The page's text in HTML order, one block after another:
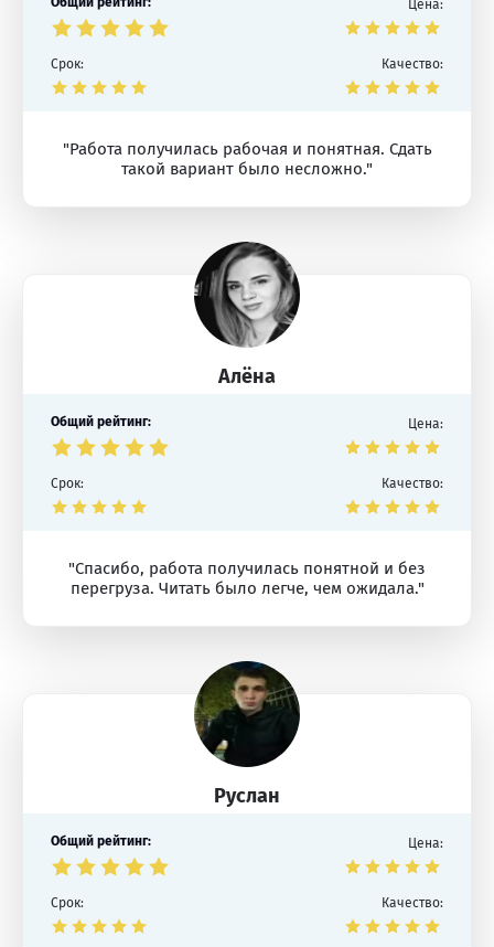
Цена:
Срок: Качество:
"Работа получилась рабочая и понятная. Сдать
такой вариант было несложно."
Алёна
Общий рейтинг: Цена:
Срок: Качество:
"Спасибо, работа получилась понятной и без
перегруза. Читать было легче, чем ожидала."
Руслан
Общий рейтинг: Цена:
Срок: Качество: